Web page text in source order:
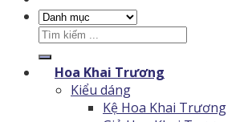
Tìm
kiếm:
Hoa Khai Trương
Kiểu dáng
Kệ Hoa Khai Trương